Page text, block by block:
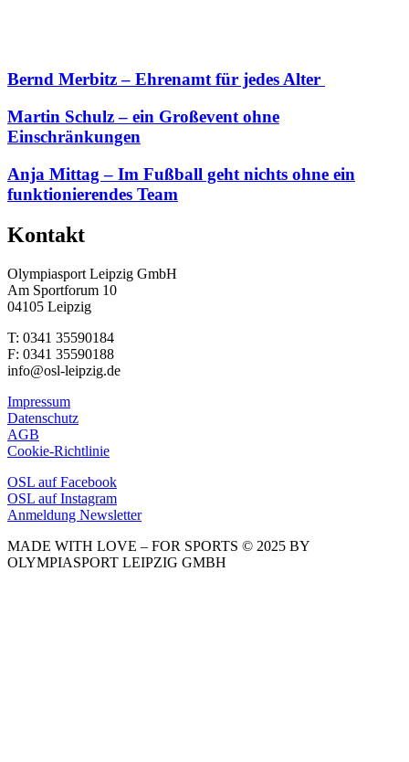
Bernd Merbitz – Ehrenamt für jedes Alter
Martin Schulz – ein Großevent ohne
Einschränkungen
Anja Mittag – Im Fußball geht nichts ohne ein
funktionierendes Team
Kontakt
Olympiasport Leipzig GmbH
Am Sportforum 10
04105 Leipzig
T: 0341 35590184
F: 0341 35590188
info@osl-leipzig.de
Impressum
Datenschutz
AGB
Cookie-Richtlinie
OSL auf Facebook
OSL auf Instagram
Anmeldung Newsletter
MADE WITH LOVE – FOR SPORTS © 2025 BY
OLYMPIASPORT LEIPZIG GMBH